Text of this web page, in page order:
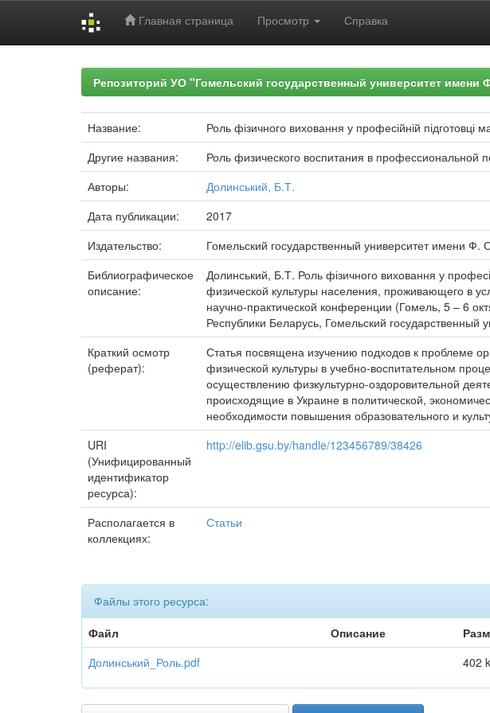
Главная страница Просмотр Справка
Репозиторий УО "Гомельский государственный университет имени
Название:
Роль фізичного виховання у професійній підготовці
Другие названия:
Роль физического воспитания в профессиональной
Авторы:
Долинський, Б.Т.
Дата публикации:
2017
Издательство:
Гомельский государственный университет имени Ф.
Библиографическое
описание:
Долинський, Б.Т. Роль фізичного виховання у
физической культуры населения, проживающего в
научно-практической конференции (Гомель, 5 – 6
Республики Беларусь, Гомельский
Краткий осмотр
(реферат):
Статья посвящена изучению подходов к проблеме
физической культуры в учебно-воспитательном
осуществлению физкультурно-оздоровительной
происходящие в Украине в политической,
необходимости повышения образовательного и
URI
(Унифицированный
идентификатор
ресурса):
http://elib.gsu.by/handle/123456789/38426
Располагается в
коллекциях:
Статьи
Файлы этого ресурса:
Файл
Описание
Долинський_Роль.pdf
402